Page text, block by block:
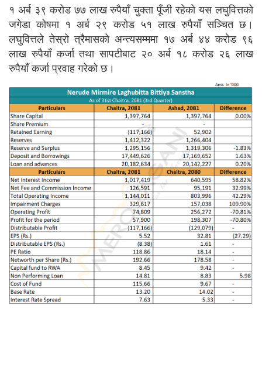
१ अर्ब ३९ करोड ७७ लाख रुपैयाँ चुक्ता पूँजी रहेको यस लघुवित्तको
जगेडा कोषमा १ अर्ब २९ करोड ५१ लाख रुपैयाँ सञ्चित छ।
लघुवित्तले तेस्रो त्रैमासको अन्त्यसम्ममा १७ अर्ब ४४ करोड ९६
लाख रुपैयाँ कर्जा तथा सापटीबाट २० अर्ब १८ करोड २६ लाख
रुपैयाँ कर्जा प्रवाह गरेको छ।